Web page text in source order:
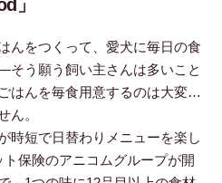
」
んをつくって、愛犬に毎日の食
う願う飼い主さんは多いこと
はんを毎食用意するのは大変…
ん。
時短で日替わりメニューを楽し
ト保険のアニコムグループが開